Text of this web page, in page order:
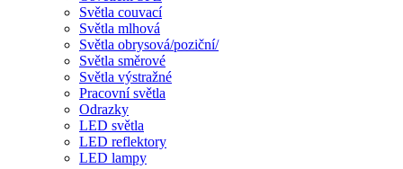
Světla couvací
Světla mlhová
Světla obrysová/poziční/
Světla směrové
Světla výstražné
Pracovní světla
Odrazky
LED světla
LED reflektory
LED lampy